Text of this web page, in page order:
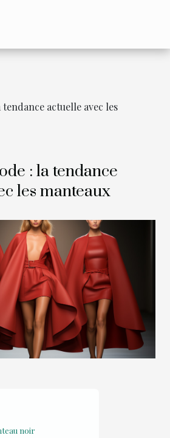
actuelle avec les
: la tendance
les manteaux
noir